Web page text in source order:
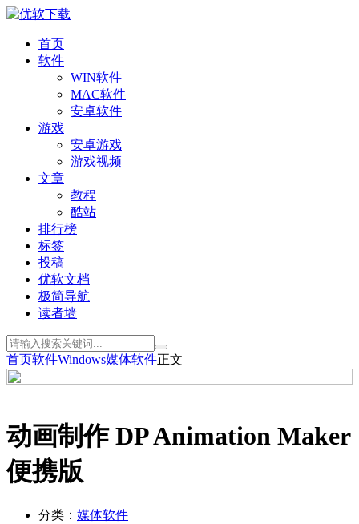
首页
软件
WIN软件
MAC软件
安卓软件
游戏
安卓游戏
游戏视频
文章
教程
酷站
排行榜
标签
投稿
优软文档
极简导航
读者墙
首页软件Windows媒体软件正文
动画制作 DP Animation Maker
便携版
分类： 媒体软件